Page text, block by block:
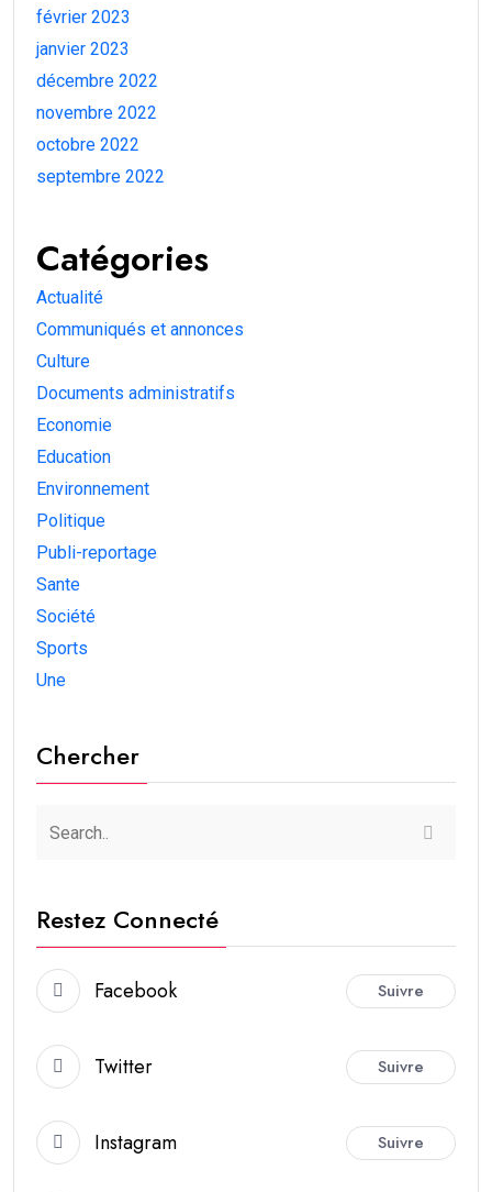
février 2023
janvier 2023
décembre 2022
novembre 2022
octobre 2022
septembre 2022
Catégories
Actualité
Communiqués et annonces
Culture
Documents administratifs
Economie
Education
Environnement
Politique
Publi-reportage
Sante
Société
Sports
Une
Chercher
Restez Connecté
Facebook Suivre
Twitter Suivre
Instagram Suivre